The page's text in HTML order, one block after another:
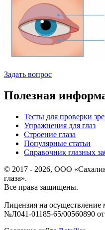
Задать вопрос
Полезная
Тесты для проверки
Упражнения для глаз
Строение глаза
Популярные статьи
Справочник глазных
© 2017 - 2026, ООО
глаза».
Все права защищены.
Лицензия на осуществление
№Л041-01185-65/00560890 от